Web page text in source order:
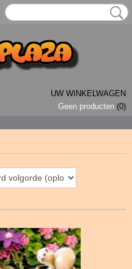
UW WINKELWAGEN
Geen producten (0)